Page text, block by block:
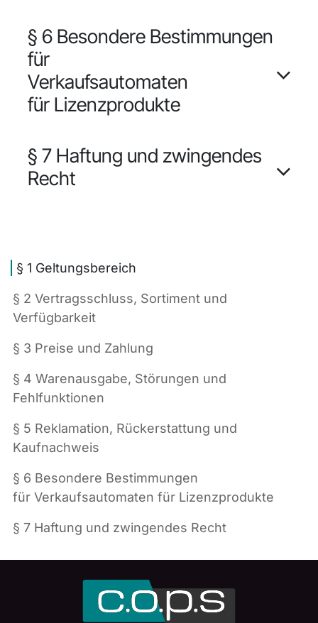
§ 6 Besondere Bestimmungen
für
Verkaufsautomaten
für Lizenzprodukte
§ 7 Haftung und zwingendes
Recht
§ 1 Geltungsbereich
§ 2 Vertragsschluss, Sortiment und
Verfügbarkeit
§ 3 Preise und Zahlung
§ 4 Warenausgabe, Störungen und
Fehlfunktionen
§ 5 Reklamation, Rückerstattung und
Kaufnachweis
§ 6 Besondere Bestimmungen
für Verkaufsautomaten für Lizenzprodukte
§ 7 Haftung und zwingendes Recht